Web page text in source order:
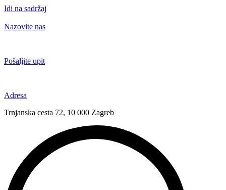
Idi na sadržaj
Nazovite nas
Pošaljite upit
Adresa
Trnjanska cesta 72, 10 000 Zagreb